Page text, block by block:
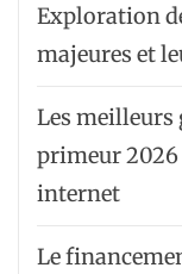
Exploration
majeures et
Les meilleurs
primeur 2026
internet
Le